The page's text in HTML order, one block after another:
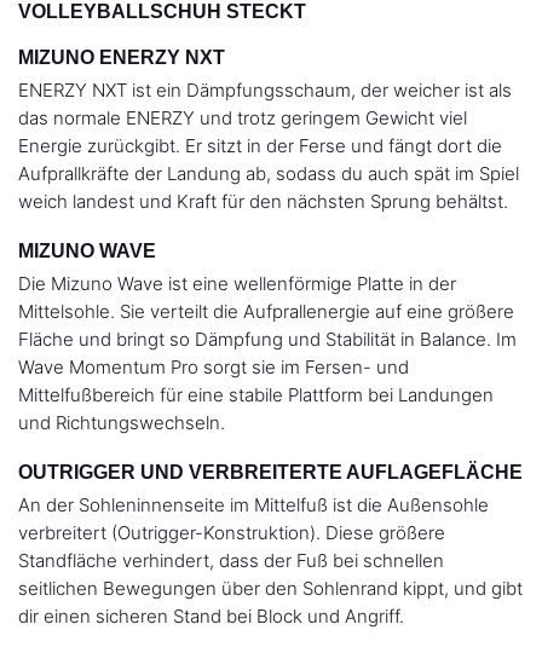
VOLLEYBALLSCHUH STECKT
MIZUNO ENERZY NXT
ENERZY NXT ist ein Dämpfungsschaum, der weicher ist als
das normale ENERZY und trotz geringem Gewicht viel
Energie zurückgibt. Er sitzt in der Ferse und fängt dort die
Aufprallkräfte der Landung ab, sodass du auch spät im Spiel
weich landest und Kraft für den nächsten Sprung behältst.
MIZUNO WAVE
Die Mizuno Wave ist eine wellenförmige Platte in der
Mittelsohle. Sie verteilt die Aufprallenergie auf eine größere
Fläche und bringt so Dämpfung und Stabilität in Balance. Im
Wave Momentum Pro sorgt sie im Fersen- und
Mittelfußbereich für eine stabile Plattform bei Landungen
und Richtungswechseln.
OUTRIGGER UND VERBREITERTE AUFLAGEFLÄCHE
An der Sohleninnenseite im Mittelfuß ist die Außensohle
verbreitert (Outrigger-Konstruktion). Diese größere
Standfläche verhindert, dass der Fuß bei schnellen
seitlichen Bewegungen über den Sohlenrand kippt, und gibt
dir einen sicheren Stand bei Block und Angriff.